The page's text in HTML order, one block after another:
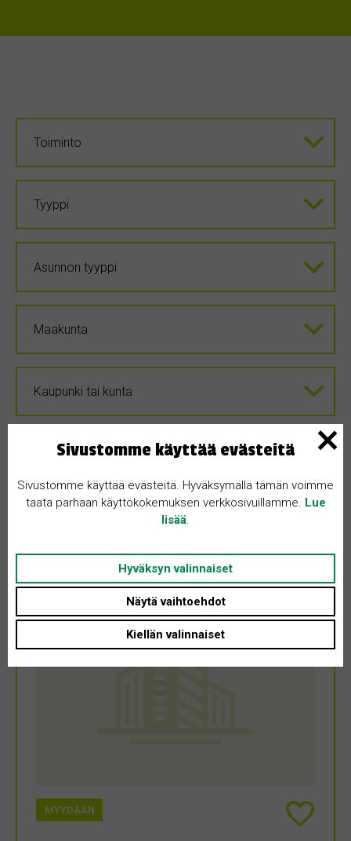
MYYDÄÄN
Sivustomme käyttää evästeitä
Sivustomme käyttää evästeitä. Hyväksymällä tämän voimme
taata parhaan käyttökokemuksen verkkosivuillamme. Lue
lisää
Hyväksyn valinnaiset
Näytä vaihtoehdot
Kiellän valinnaiset